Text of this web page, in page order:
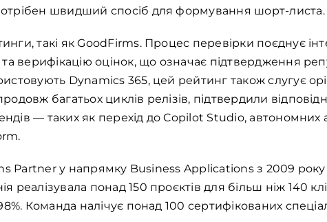
швидший спосіб для формування шорт-листа.
такі як GoodFirms. Процес перевірки поєднує
та верифікацію оцінок, що означає підтвердження
Dynamics 365, цей рейтинг також слугує
багатьох циклів релізів, підтвердили
— таких як перехід до Copilot Studio, автономних
Partner у напрямку Business Applications з 2009
реалізувала понад 150 проєктів для більш ніж 140
Команда налічує понад 100 сертифікованих